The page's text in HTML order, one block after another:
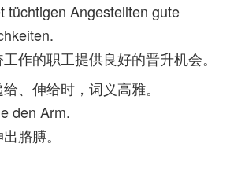
tüchtigen Angestellten gute
作的职工提供良好的晋升机会。
、伸给时，词义高雅。
den Arm.
胳膊。